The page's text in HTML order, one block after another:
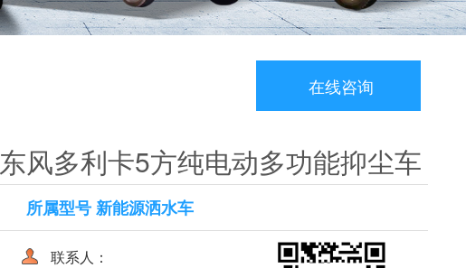
在线咨询
东风多利卡5方纯电动多功能抑尘车
所属型号 新能源洒水车
联系人：